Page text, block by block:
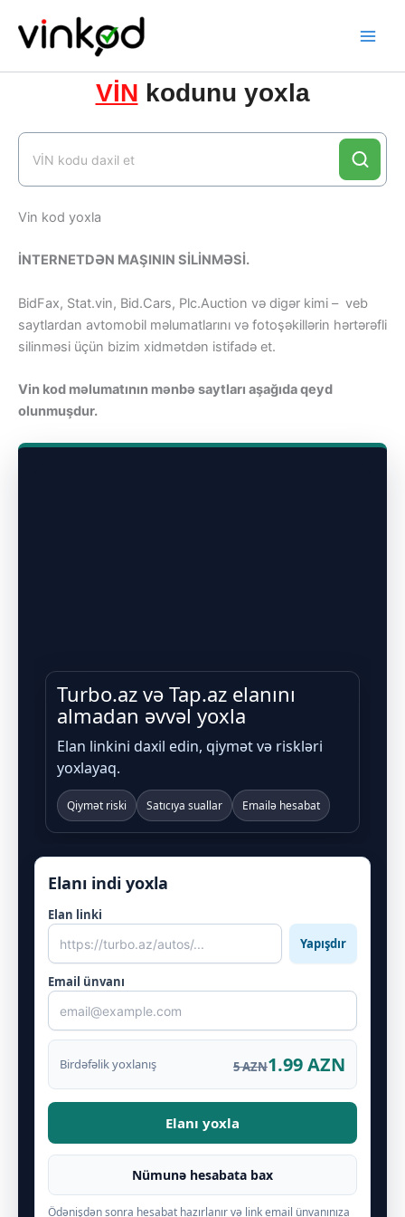
content
VİN kodunu yoxla
Vin kod yoxla
İNTERNETDƏN MAŞININ SİLİNMƏSİ.
BidFax, Stat.vin, Bid.Cars, Plc.Auction və digər kimi – veb
saytlardan avtomobil məlumatlarını və fotoşəkillərin hərtərəfli
silinməsi üçün bizim xidmətdən istifadə et.
Vin kod məlumatının mənbə saytları aşağıda qeyd
olunmuşdur.
Turbo.az və Tap.az elanını
almadan əvvəl yoxla
Elan linkini daxil edin, qiymət və riskləri
yoxlayaq.
Qiymət riski Satıcıya suallar Emailə hesabat
Elanı indi yoxla
Elan linki
Yapışdır
Email ünvanı
Birdəfəlik yoxlanış 5 AZN1.99 AZN
Elanı yoxla
Nümunə hesabata bax
Ödənişdən sonra hesabat hazırlanır və link email ünvanınıza